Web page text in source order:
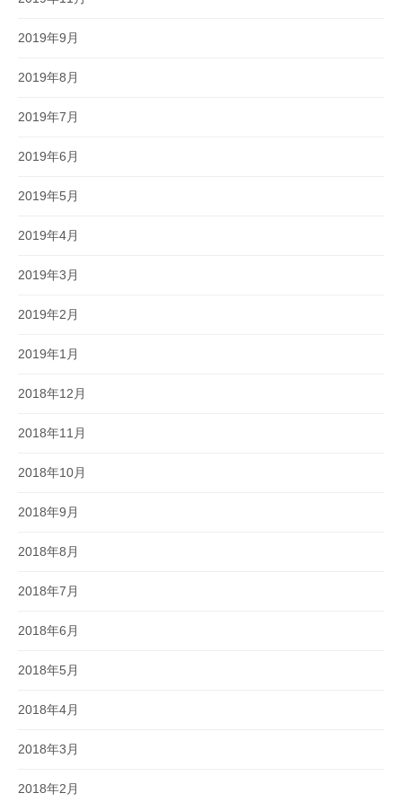
2019年9月
2019年8月
2019年7月
2019年6月
2019年5月
2019年4月
2019年3月
2019年2月
2019年1月
2018年12月
2018年11月
2018年10月
2018年9月
2018年8月
2018年7月
2018年6月
2018年5月
2018年4月
2018年3月
2018年2月